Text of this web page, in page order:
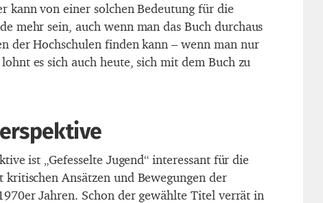
kann von einer solchen Bedeutung für die
mehr sein, auch wenn man das Buch durchaus
der Hochschulen finden kann – wenn man nur
es sich auch heute, sich mit dem Buch zu
ist „Gefesselte Jugend“ interessant für die
kritischen Ansätzen und Bewegungen der
Jahren. Schon der gewählte Titel verrät in